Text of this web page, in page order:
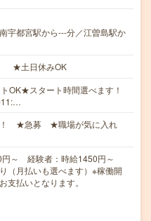
宇都宮駅から---分／江曽島駅か
★土日休みOK
OK★スタート時間選べます！
！ ★急募 ★職場が気に入れ
円～ 経験者：時給1450円～
（月払いも選べます）※稼働開
支払いとなります。